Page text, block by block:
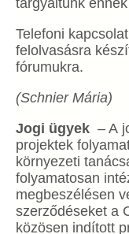
tárgyaltunk
Telefoni
felolvasásra
fórumukra.
(Schnier Mária)
Jogi ügyek – A
projektek
környezeti
folyamatosan
megbeszélésen
szerződéseket a
közösen indított